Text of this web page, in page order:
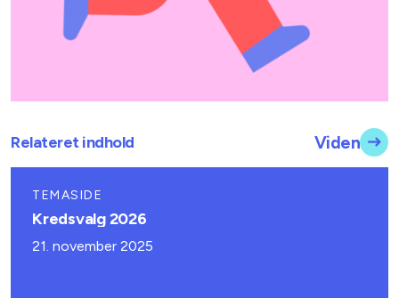
Relateret indhold Viden
TEMASIDE
Kredsvalg 2026
21. november 2025